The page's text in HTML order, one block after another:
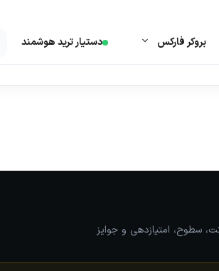
بروکر فارکس دستیار ترید هوشمند